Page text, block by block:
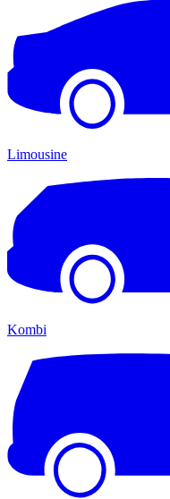
Limousine
Kombi